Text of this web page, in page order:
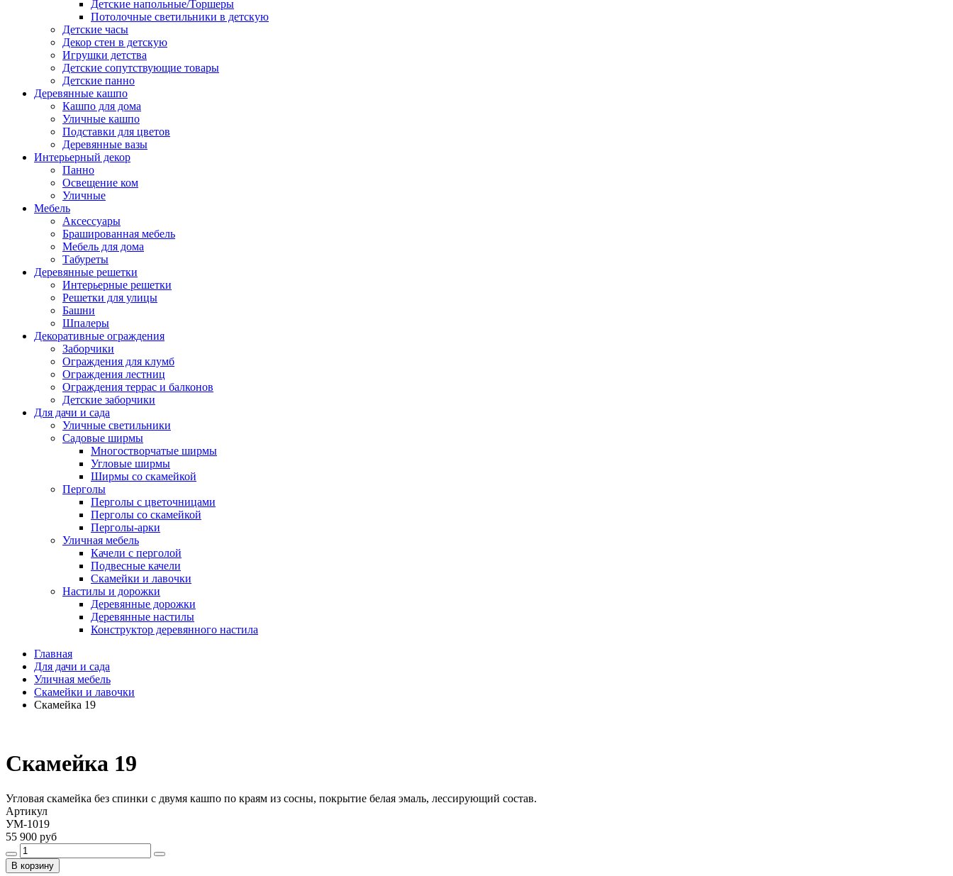
Детские напольные/Торшеры
Потолочные светильники в детскую
Детские часы
Декор стен в детскую
Игрушки детства
Детские сопутствующие товары
Детские панно
Деревянные кашпо
Кашпо для дома
Уличные кашпо
Подставки для цветов
Деревянные вазы
Интерьерный декор
Панно
Освещение ком
Уличные
Мебель
Аксессуары
Брашированная мебель
Мебель для дома
Табуреты
Деревянные решетки
Интерьерные решетки
Решетки для улицы
Башни
Шпалеры
Декоративные ограждения
Заборчики
Ограждения для клумб
Ограждения лестниц
Ограждения террас и балконов
Детские заборчики
Для дачи и сада
Уличные светильники
Садовые ширмы
Многостворчатые ширмы
Угловые ширмы
Ширмы со скамейкой
Перголы
Перголы с цветочницами
Перголы со скамейкой
Перголы-арки
Уличная мебель
Качели с перголой
Подвесные качели
Скамейки и лавочки
Настилы и дорожки
Деревянные дорожки
Деревянные настилы
Конструктор деревянного настила
Главная
Для дачи и сада
Уличная мебель
Скамейки и лавочки
Скамейка 19
Скамейка 19
Угловая скамейка без спинки с двумя кашпо по краям из сосны, покрытие белая эмаль, лессирующий состав.
Артикул
УМ-1019
55 900 руб
В корзину